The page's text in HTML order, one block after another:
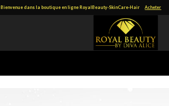
Bienvenue dans la boutique en ligne RoyalBeauty-SkinCare-Hair Acheter